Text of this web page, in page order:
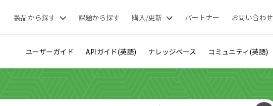
製品から探す 課題から探す 購入/更新 パートナー お問い合わせ
ユーザーガイド APIガイド(英語) ナレッジベース コミュニティ(英語)